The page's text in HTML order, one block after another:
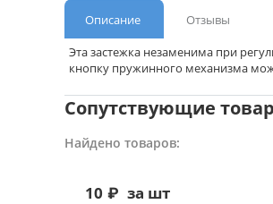
Описание
Отзывы
Эта застежка незаменима при
кнопку пружинного механизма
Сопутствующие
Найдено товаров:
10 ₽ за шт